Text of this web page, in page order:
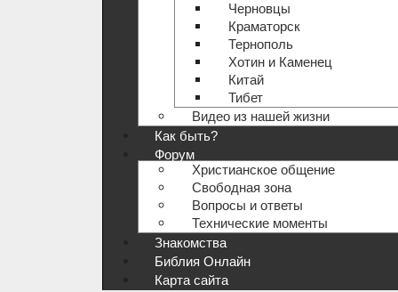
Черновцы
Краматорск
Тернополь
Хотин и Каменец
Китай
Тибет
Видео из нашей жизни
Как быть?
Форум
Христианское общение
Свободная зона
Вопросы и ответы
Технические моменты
Знакомства
Библия Онлайн
Карта сайта